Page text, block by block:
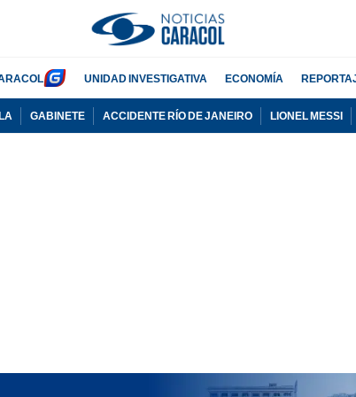
UNIDAD INVESTIGATIVA ECONOMÍA
GABINETE ACCIDENTE RÍO DE JANEIRO LIONEL MESSI